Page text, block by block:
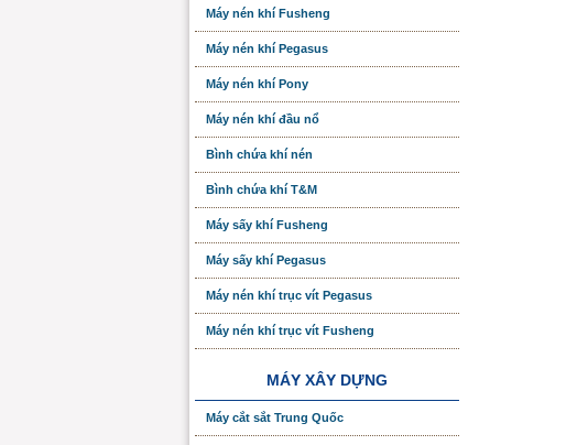
Máy nén khí Fusheng
Máy nén khí Pegasus
Máy nén khí Pony
Máy nén khí đầu nổ
Bình chứa khí nén
Bình chứa khí T&M
Máy sấy khí Fusheng
Máy sấy khí Pegasus
Máy nén khí trục vít Pegasus
Máy nén khí trục vít Fusheng
MÁY XÂY DỰNG
Máy cắt sắt Trung Quốc